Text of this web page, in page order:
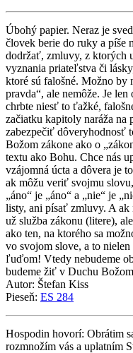
Úbohý papier. Neraz je
človek berie do ruky a píše
dodržať, zmluvy, z ktorých
vyznania priateľstva či
ktoré sú falošné. Možno by
pravda“, ale nemôže. Je
chrbte niesť to ťažké,
začiatku kapitoly naráža na
zabezpečiť dôveryhodnosť
Božom zákone ako o
textu ako Bohu. Chce nás
vzájomná úcta a dôvera je
ak môžu veriť svojmu
„áno“ je „áno“ a „nie“ je
listy, ani písať zmluvy. A
už služba zákonu (litere),
ako ten, na ktorého sa
vo svojom slove, a to
ľuďom! Vtedy nebudeme
budeme žiť v Duchu
Autor: Štefan Kiss
Pieseň: ES 284
Hospodin hovorí: Obrátim
rozmnožím vás a uplatním